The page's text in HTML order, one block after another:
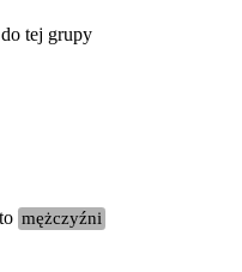
tej grupy
mężczyźni